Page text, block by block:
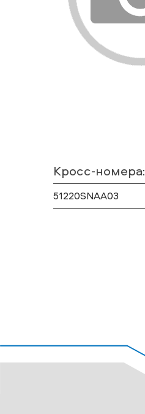
Кросс-номера:
51220SNAA03